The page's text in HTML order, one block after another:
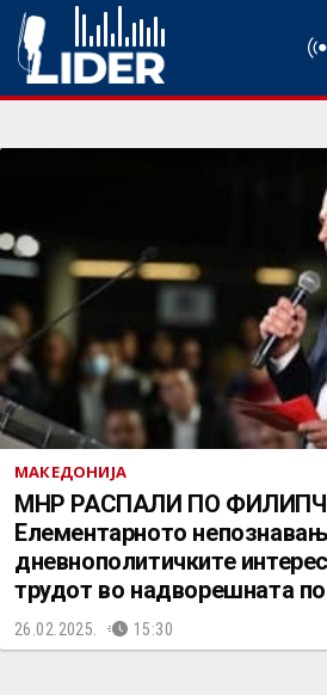
МАКЕДОНИЈА
МНР РАСПАЛИ ПО
Елементарното
дневнополитичките
трудот во надворешната
26.02.2025. 15:30